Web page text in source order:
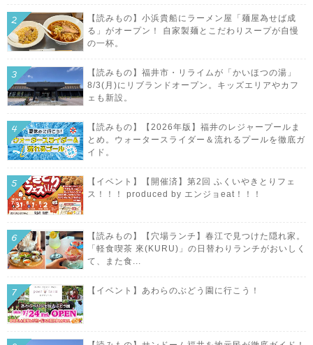
【読みもの】小浜貴船にラーメン屋「麺屋為せば成
る」がオープン！ 自家製麺とこだわりスープが自慢
の一杯。
【読みもの】福井市・リライムが「かいほつの湯」
8/3(月)にリブランドオープン。キッズエリアやカフ
ェも新設。
【読みもの】【2026年版】福井のレジャープールま
とめ。ウォータースライダー＆流れるプールを徹底ガ
イド。
【イベント】【開催済】第2回 ふくいやきとりフェ
ス！！！ produced by エンジョeat！！！
【読みもの】【穴場ランチ】春江で見つけた隠れ家。
「軽食喫茶 來(KURU)」の日替わりランチがおいしく
て、また食...
【イベント】あわらのぶどう園に行こう！